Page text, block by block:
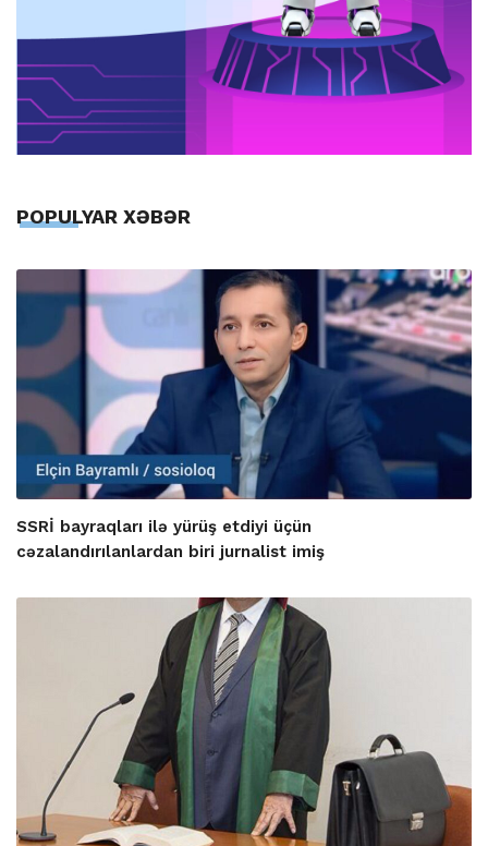
POPULYAR XƏBƏR
SSRİ bayraqları ilə yürüş etdiyi üçün
cəzalandırılanlardan biri jurnalist imiş